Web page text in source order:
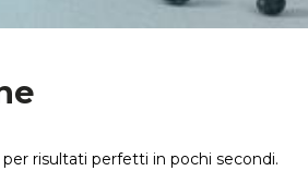
risultati perfetti in pochi secondi.